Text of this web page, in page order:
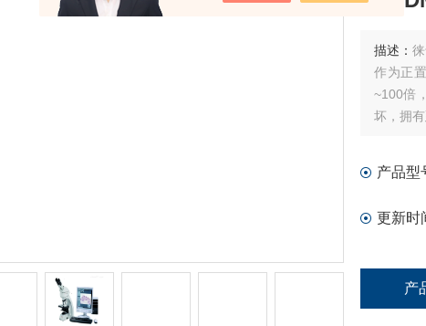
描述：
作为正
~100倍
坏，拥
产品型
更新时
产